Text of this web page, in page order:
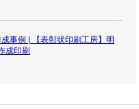
事例 | 【表彰状印刷工房】明
成印刷